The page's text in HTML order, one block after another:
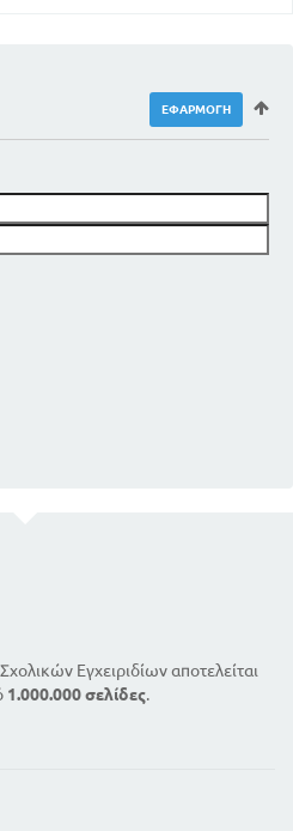
Εγχειριδίων αποτελείται
1.000.000 σελίδες.